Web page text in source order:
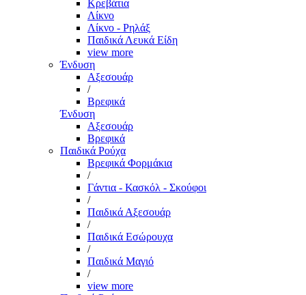
Κρεβάτια
Λίκνο
Λίκνο - Ρηλάξ
Παιδικά Λευκά Είδη
view more
Ένδυση
Αξεσουάρ
/
Βρεφικά
Ένδυση
Αξεσουάρ
Βρεφικά
Παιδικά Ρούχα
Βρεφικά Φορμάκια
/
Γάντια - Κασκόλ - Σκούφοι
/
Παιδικά Αξεσουάρ
/
Παιδικά Εσώρουχα
/
Παιδικά Μαγιό
/
view more